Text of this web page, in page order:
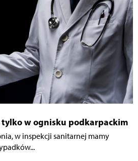
tylko w ognisku podkarpackim
w inspekcji sanitarnej mamy